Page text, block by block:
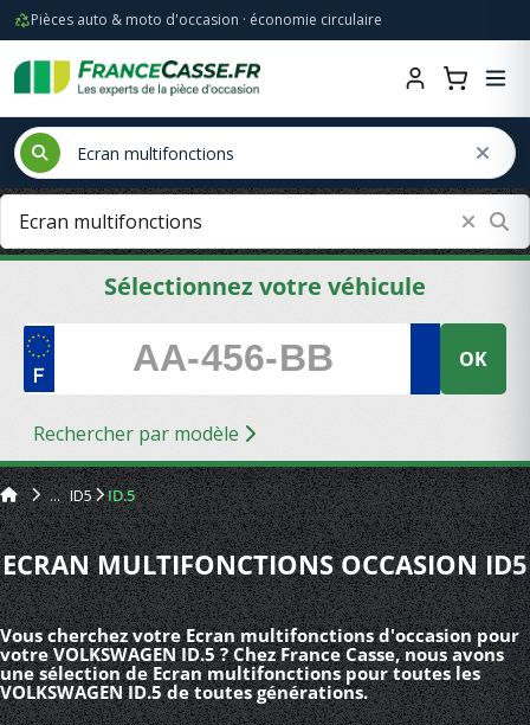
Pièces auto & moto d'occasion · économie circulaire
Sélectionnez votre véhicule
OK
Rechercher par modèle
ID5 ID.5
ECRAN MULTIFONCTIONS OCCASION ID5
Vous cherchez votre Ecran multifonctions d'occasion pour
votre VOLKSWAGEN ID.5 ? Chez France Casse, nous avons
une sélection de Ecran multifonctions pour toutes les
VOLKSWAGEN ID.5 de toutes générations.